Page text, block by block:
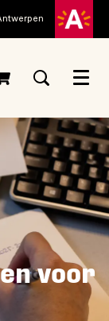
Menu
voor